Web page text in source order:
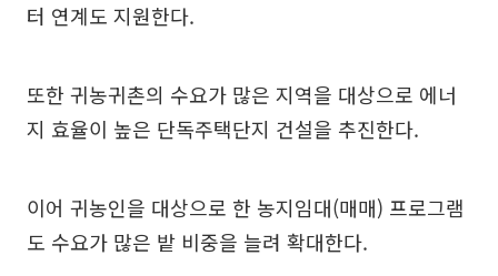
터 연계도 지원한다.
또한 귀농귀촌의 수요가 많은 지역을 대상으로 에너
지 효율이 높은 단독주택단지 건설을 추진한다.
이어 귀농인을 대상으로 한 농지임대(매매) 프로그램
도 수요가 많은 밭 비중을 늘려 확대한다.